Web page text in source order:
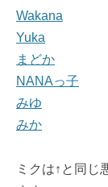
Wakana
Yuka
まどか
NANAっ子
みゆ
みか
ミクは↑と同じ